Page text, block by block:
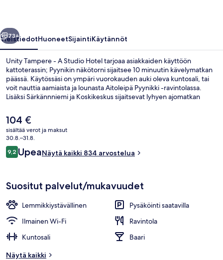
Seuraava
73+
YleistiedotHuoneetSijaintiKäytännöt
Unity Tampere - A Studio Hotel tarjoaa asiakkaiden käyttöön
kattoterassin; Pyynikin näkötorni sijaitsee 10 minuutin kävelymatkan
päässä. Käytössäsi on ympäri vuorokauden auki oleva kuntosali, tai
voit nauttia aamiaista ja lounasta Aitoleipä Pyynikki -ravintolassa.
Lisäksi Särkännniemi ja Koskikeskus sijaitsevat lyhyen ajomatkan
henkilökuntaa.
Nykyinen
hinta
on
104 €
104 €
sisältää verot ja maksut
30.8.–31.8.
Arvostelut
9,29,2 kautta 10.
UpeaNäytä kaikki 834 arvostelua
Suositut palvelut/mukavuudet
Lemmikkiystävällinen
Pysäköinti saatavilla
Ilmainen Wi-Fi
Ravintola
Kuntosali
Baari
Näytä kaikki